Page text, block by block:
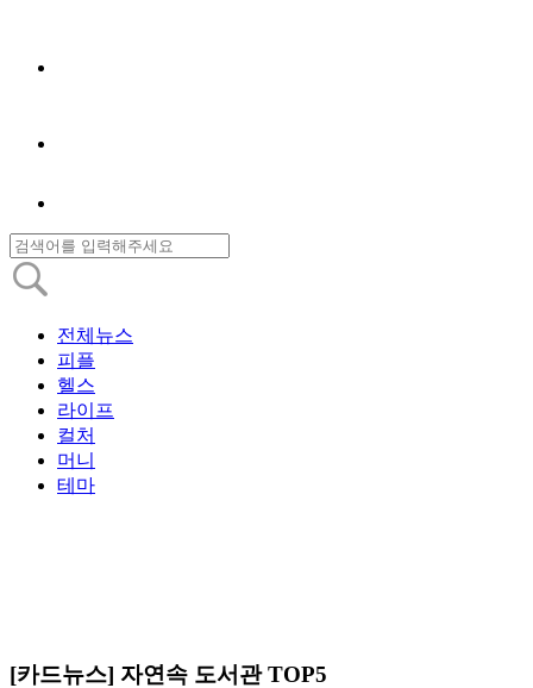
전체뉴스
피플
헬스
라이프
컬처
머니
테마
[카드뉴스] 자연속 도서관 TOP5